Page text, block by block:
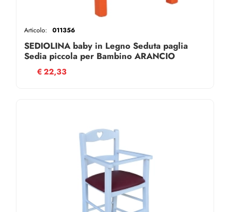
SEDIOLINA baby in Legno Seduta paglia
Sedia piccola per Bambino ARANCIO
Articolo: 011356
€22,33